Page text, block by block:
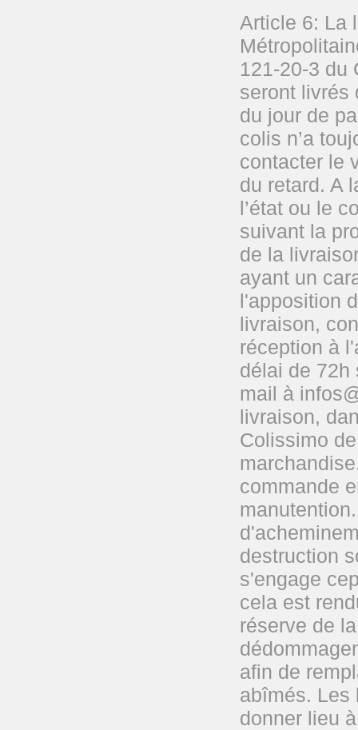
Article 6: La
121-20-3 du
seront livrés
du jour de
colis n’a
contacter le
du retard. A
l’état ou le
suivant la
de la
ayant un
l'apposition
livraison,
réception à
délai de 72h
mail à
livraison,
Colissimo
commande
destruction
s'engage
cela est
réserve de
afin de
abîmés. Les
donner lieu